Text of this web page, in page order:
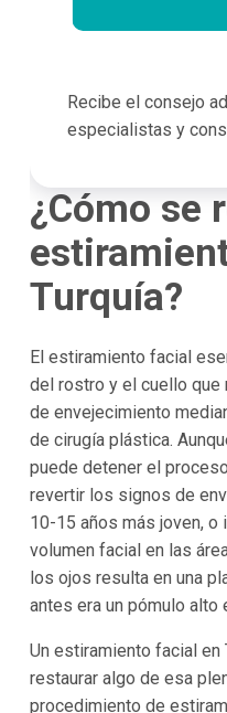
Recibe el consejo
especialistas y
¿Cómo se
Turquía?
El estiramiento facial
del rostro y el cuello
de envejecimiento
de cirugía plástica.
puede detener el
revertir los signos de
10-15 años más joven, o
volumen facial en las
los ojos resulta en una
antes era un pómulo alto
Un estiramiento facial en
restaurar algo de esa
procedimiento de